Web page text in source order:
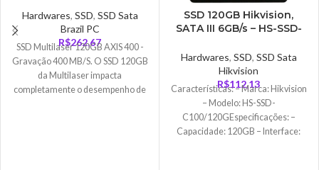
Hardwares, SSD, SSD Sata
Brazil PC
R$262,67
SSD Multilaser 120GB AXIS 400 -
Gravação 400 MB/S. O SSD 120GB
da Multilaser impacta
completamente o desempenho de
SSD 120GB Hikvision,
SATA III 6GB/s – HS-SSD-
Hardwares, SSD, SSD Sata
Hikvision
R$112,13
Características: – Marca: Hikvision
– Modelo: HS-SSD-
C100/120GEspecificações: –
Capacidade: 120GB – Interface: